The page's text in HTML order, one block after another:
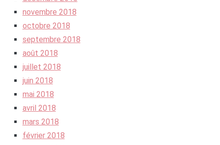
novembre 2018
octobre 2018
septembre 2018
août 2018
juillet 2018
juin 2018
mai 2018
avril 2018
mars 2018
février 2018